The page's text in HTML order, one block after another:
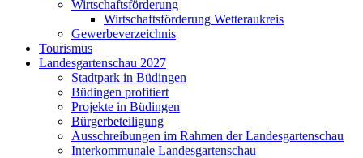
Wirtschaftsförderung
Wirtschaftsförderung Wetteraukreis
Gewerbeverzeichnis
Tourismus
Landesgartenschau 2027
Stadtpark in Büdingen
Büdingen profitiert
Projekte in Büdingen
Bürgerbeteiligung
Ausschreibungen im Rahmen der Landesgartenschau
Interkommunale Landesgartenschau